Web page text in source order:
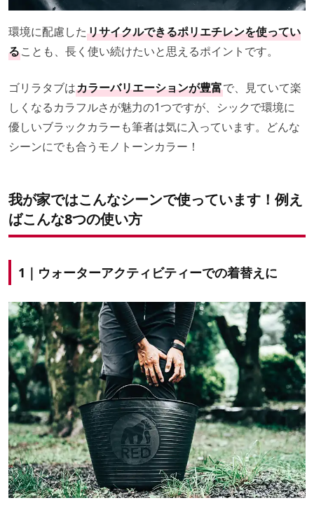
環境に配慮したリサイクルできるポリエチレンを使ってい
ることも、長く使い続けたいと思えるポイントです。
ゴリラタブはカラーバリエーションが豊富で、見ていて楽
しくなるカラフルさが魅力の1つですが、シックで環境に
優しいブラックカラーも筆者は気に入っています。どんな
シーンにでも合うモノトーンカラー！
我が家ではこんなシーンで使っています！例え
ばこんな8つの使い方
1｜ウォーターアクティビティーでの着替えに